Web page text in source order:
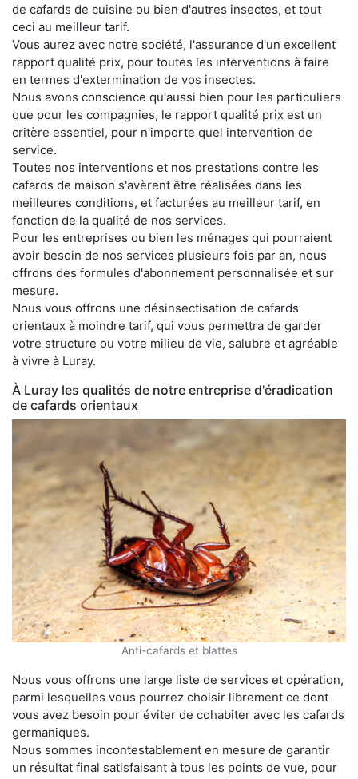
de cafards de cuisine ou bien d'autres insectes, et tout
ceci au meilleur tarif.
Vous aurez avec notre société, l'assurance d'un excellent
rapport qualité prix, pour toutes les interventions à faire
en termes d'extermination de vos insectes.
Nous avons conscience qu'aussi bien pour les particuliers
que pour les compagnies, le rapport qualité prix est un
critère essentiel, pour n'importe quel intervention de
service.
Toutes nos interventions et nos prestations contre les
cafards de maison s'avèrent être réalisées dans les
meilleures conditions, et facturées au meilleur tarif, en
fonction de la qualité de nos services.
Pour les entreprises ou bien les ménages qui pourraient
avoir besoin de nos services plusieurs fois par an, nous
offrons des formules d'abonnement personnalisée et sur
mesure.
Nous vous offrons une désinsectisation de cafards
orientaux à moindre tarif, qui vous permettra de garder
votre structure ou votre milieu de vie, salubre et agréable
à vivre à Luray.
À Luray les qualités de notre entreprise d'éradication
de cafards orientaux
Anti-cafards et blattes
Nous vous offrons une large liste de services et opération,
parmi lesquelles vous pourrez choisir librement ce dont
vous avez besoin pour éviter de cohabiter avec les cafards
germaniques.
Nous sommes incontestablement en mesure de garantir
un résultat final satisfaisant à tous les points de vue, pour